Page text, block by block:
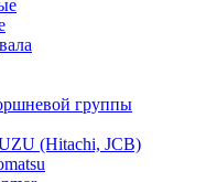
группы
(Hitachi, JCB)